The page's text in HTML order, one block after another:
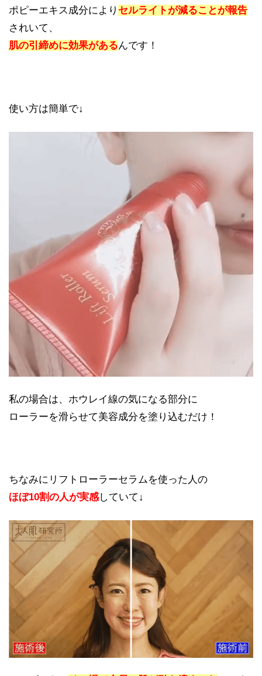
ポピーエキス成分により セルライトが減ることが報告
されいて、
肌の引締めに効果があるんです！
使い方は簡単で↓
私の場合は、ホウレイ線の気になる部分に
ローラーを滑らせて美容成分を塗り込むだけ！
ちなみにリフトローラーセラムを使った人の
ほぼ10割の人が実感していて↓